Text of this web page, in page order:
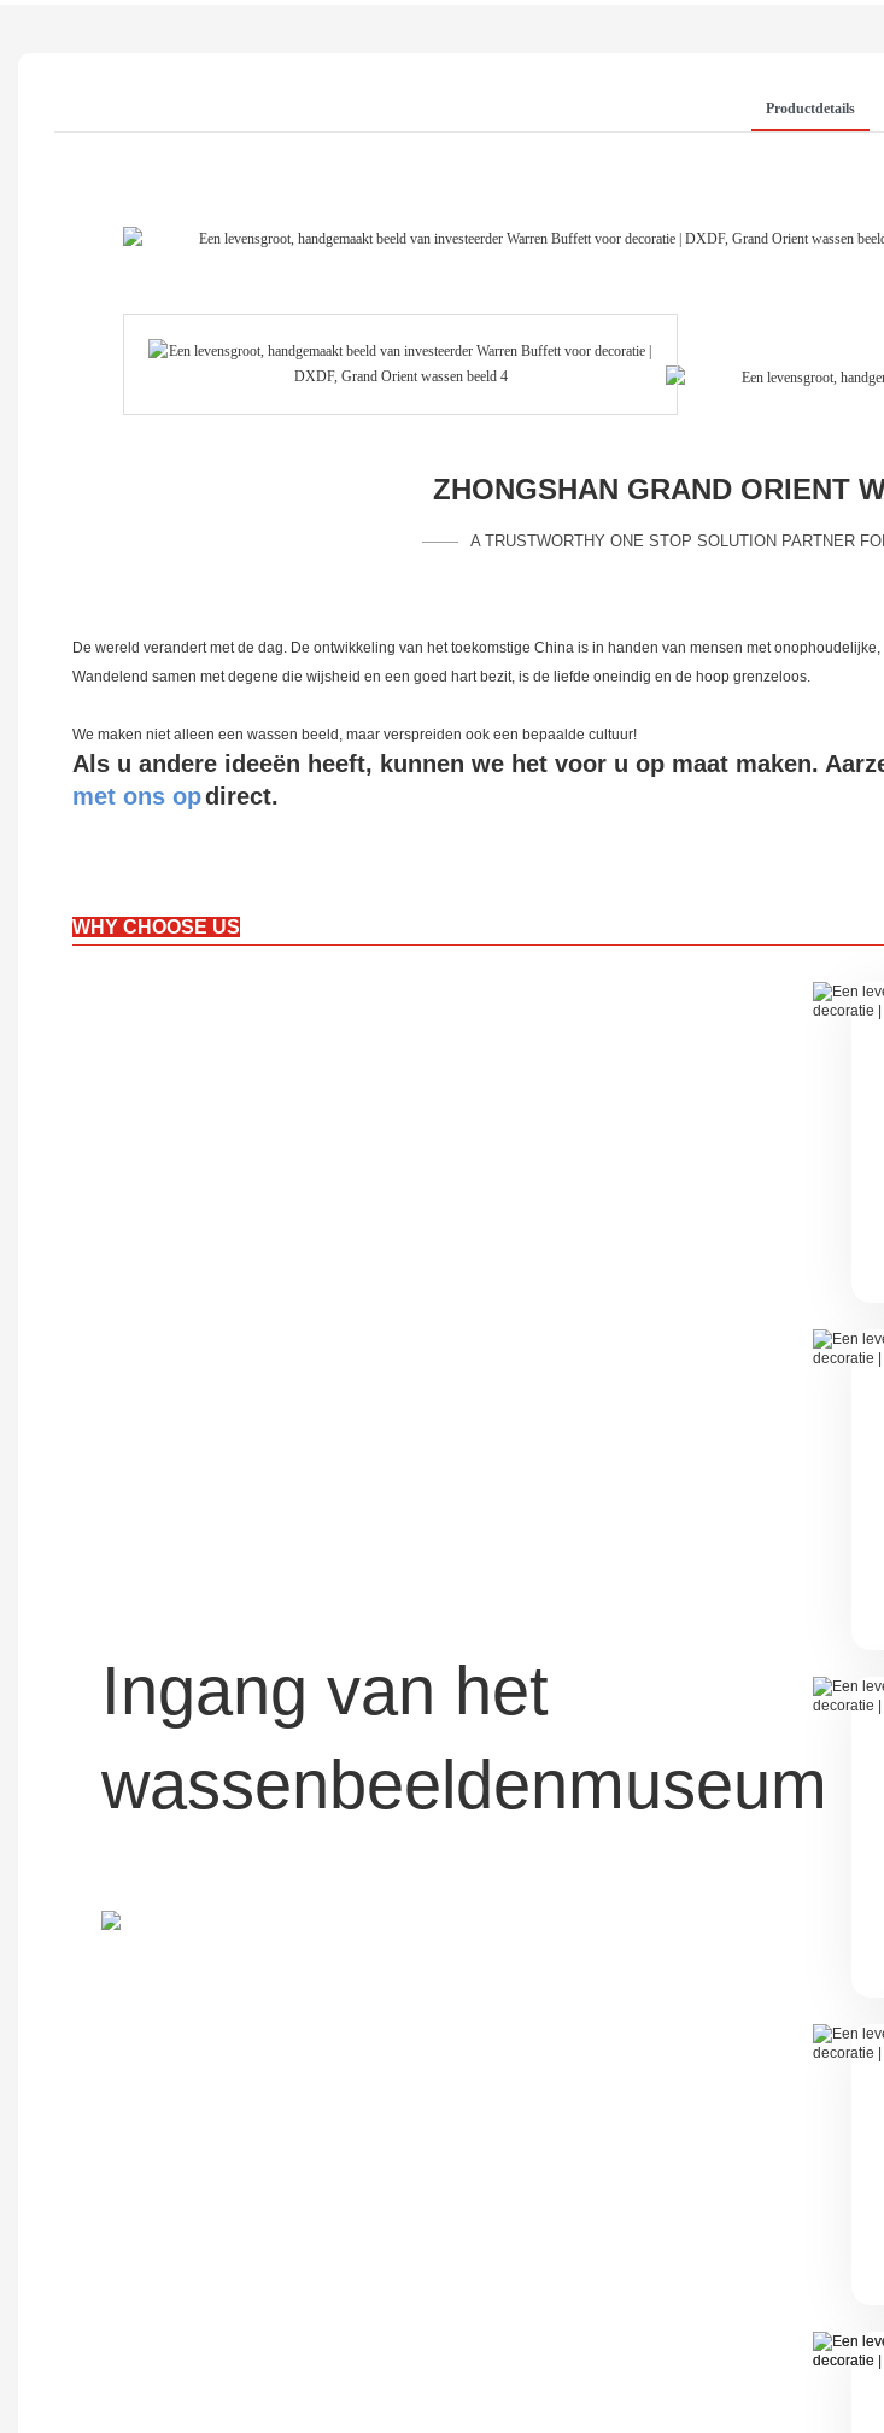
Productdetails
ZHONGSHAN GRAND ORIENT
A TRUSTWORTHY ONE STOP SOLUTION PARTNER
De wereld verandert met de dag. De ontwikkeling van het toekomstige China is in handen van mensen met
Wandelend samen met degene die wijsheid en een goed hart bezit, is de liefde oneindig en de hoop grenzeloos.
We maken niet alleen een wassen beeld, maar verspreiden ook een bepaalde cultuur!
Als u andere ideeën heeft, kunnen we het voor u op maat maken.
met ons opdirect.
WHY CHOOSE US
Ingang van het
wassenbeeldenmuseum